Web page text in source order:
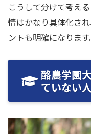
こうして分けて考え
情はかなり具体化さ
ントも明確になります
酪農学園
ていない